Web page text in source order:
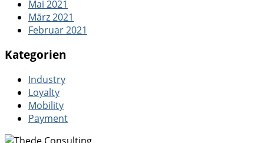
Mai 2021
März 2021
Februar 2021
Kategorien
Industry
Loyalty
Mobility
Payment